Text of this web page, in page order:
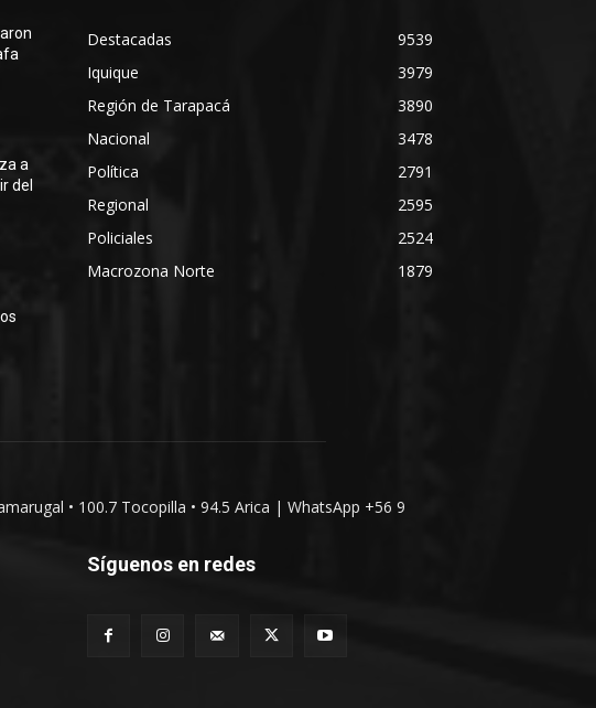
a
del
Destacadas
9539
Iquique
3979
Región de Tarapacá
3890
Nacional
3478
Política
2791
Regional
2595
Policiales
2524
Macrozona Norte
1879
• 100.7 Tocopilla • 94.5 Arica | WhatsApp +56 9
Síguenos en redes